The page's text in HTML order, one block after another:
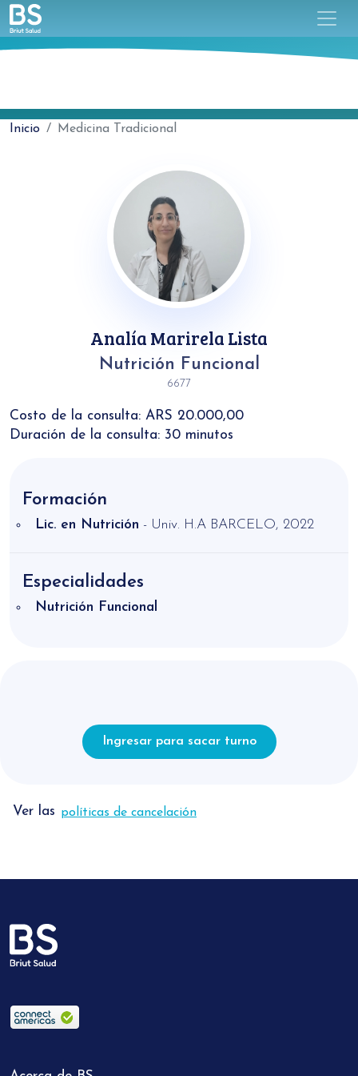
Inicio Medicina Tradicional
Analía Marirela Lista
Nutrición Funcional
6677
Costo de la consulta: ARS 20.000,00
Duración de la consulta: 30 minutos
Formación
Lic. en Nutrición - Univ. H.A BARCELO, 2022
Especialidades
Nutrición Funcional
Ingresar para sacar turno
Ver las políticas de cancelación